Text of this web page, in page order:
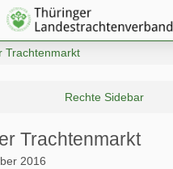
Trachtenmarkt
Trachtenmarkt
2016